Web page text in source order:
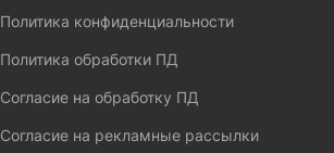
Политика конфиденциальности
Политика обработки ПД
Согласие на обработку ПД
Согласие на рекламные рассылки